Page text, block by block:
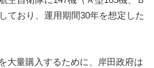
ており、運用期間30年を想定した
大量購入するために、岸田政府は